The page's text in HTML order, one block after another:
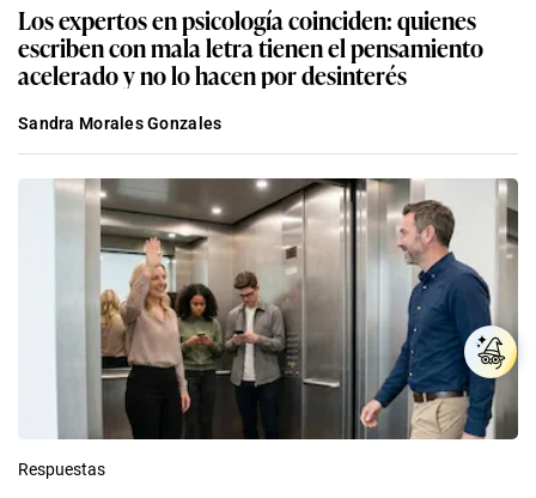
Los expertos en psicología coinciden: quienes
escriben con mala letra tienen el pensamiento
acelerado y no lo hacen por desinterés
Sandra Morales Gonzales
Respuestas